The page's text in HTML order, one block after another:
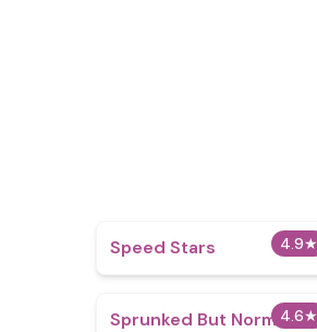
4.9★
​​Speed Stars​
4.6★
Sprunked But Normal 2